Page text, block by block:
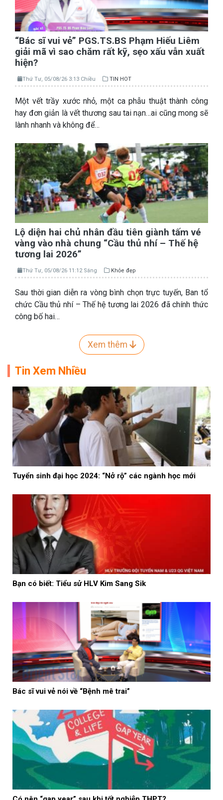
“Bác sĩ vui vẻ” PGS.TS.BS Phạm Hiếu Liêm
giải mã vì sao chăm rất kỹ, sẹo xấu vẫn xuất
hiện?
Thứ Tư, 05/08/26 3:13 Chiều TIN HOT
Một vết trầy xước nhỏ, một ca phẫu thuật thành công
hay đơn giản là vết thương sau tai nạn…ai cũng mong sẽ
lành nhanh và không để…
Lộ diện hai chủ nhân đầu tiên giành tấm vé
vàng vào nhà chung “Cầu thủ nhí – Thế hệ
tương lai 2026”
Thứ Tư, 05/08/26 11:12 Sáng Khỏe đẹp
Sau thời gian diễn ra vòng bình chọn trực tuyến, Ban tổ
chức Cầu thủ nhí – Thế hệ tương lai 2026 đã chính thức
công bố hai…
Xem thêm
Tin Xem Nhiều
Tuyển sinh đại học 2024: “Nở rộ” các ngành học mới
Bạn có biết: Tiểu sử HLV Kim Sang Sik
Bác sĩ vui vẻ nói về “Bệnh mê trai”